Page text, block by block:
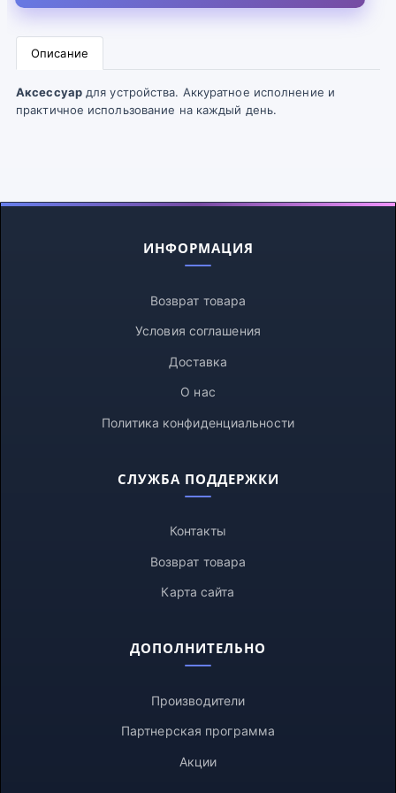
Описание
Аксессуардля устройства. Аккуратное исполнение и
практичное использование на каждый день.
ИНФОРМАЦИЯ
Возврат товара
Условия соглашения
Доставка
О нас
Политика конфиденциальности
СЛУЖБА ПОДДЕРЖКИ
Контакты
Возврат товара
Карта сайта
ДОПОЛНИТЕЛЬНО
Производители
Партнерская программа
Акции